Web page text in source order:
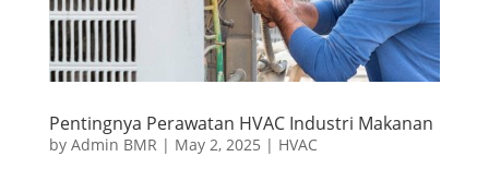
Pentingnya Perawatan HVAC Industri Makanan
by Admin BMR | May 2, 2025 | HVAC